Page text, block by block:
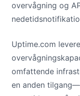
overvågning og
Uptime.com
omfattende
en anden